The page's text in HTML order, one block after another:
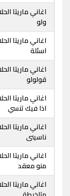
اغاني ماريتا
ولو
اغاني ماريتا
اسئلة
اغاني ماريتا
قولولو
اغاني ماريتا
اذا فيك تنسي
اغاني ماريتا
ناسينى
اغاني ماريتا
منو معقد
اغاني ماريتا